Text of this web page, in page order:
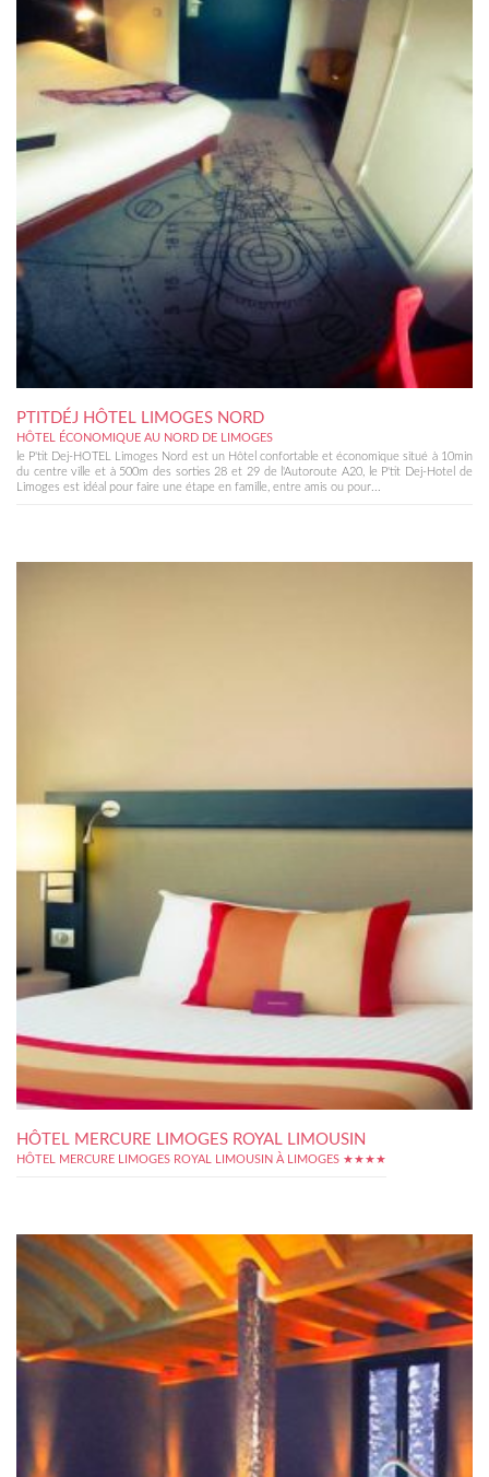
PTITDÉJ HÔTEL LIMOGES NORD
HÔTEL ÉCONOMIQUE AU NORD DE LIMOGES
le P'tit Dej-HOTEL Limoges Nord est un Hôtel confortable et économique situé à 10min
du centre ville et à 500m des sorties 28 et 29 de l'Autoroute A20, le P'tit Dej-Hotel de
Limoges est idéal pour faire une étape en famille, entre amis ou pour...
HÔTEL MERCURE LIMOGES ROYAL LIMOUSIN
HÔTEL MERCURE LIMOGES ROYAL LIMOUSIN À LIMOGES ★★★★